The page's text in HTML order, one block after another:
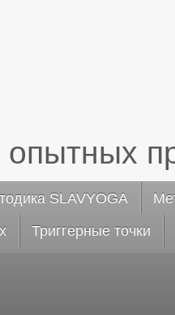
SLAVYOGA
Триггерные точки